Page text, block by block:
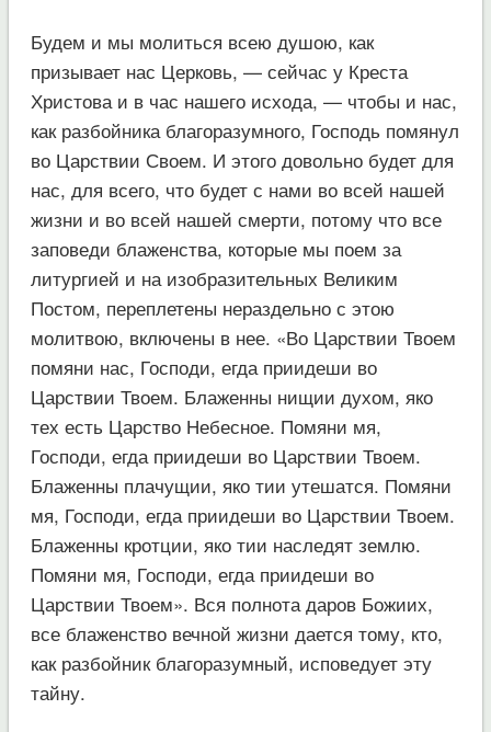
Будем и мы молиться всею душою, как
призывает нас Церковь, — сейчас у Креста
Христова и в час нашего исхода, — чтобы и нас,
как разбойника благоразумного, Господь помянул
во Царствии Своем. И этого довольно будет для
нас, для всего, что будет с нами во всей нашей
жизни и во всей нашей смерти, потому что все
заповеди блаженства, которые мы поем за
литургией и на изобразительных Великим
Постом, переплетены нераздельно с этою
молитвою, включены в нее. «Во Царствии Твоем
помяни нас, Господи, егда приидеши во
Царствии Твоем. Блаженны нищии духом, яко
тех есть Царство Небесное. Помяни мя,
Господи, егда приидеши во Царствии Твоем.
Блаженны плачущии, яко тии утешатся. Помяни
мя, Господи, егда приидеши во Царствии Твоем.
Блаженны кротции, яко тии наследят землю.
Помяни мя, Господи, егда приидеши во
Царствии Твоем». Вся полнота даров Божиих,
все блаженство вечной жизни дается тому, кто,
как разбойник благоразумный, исповедует эту
тайну.